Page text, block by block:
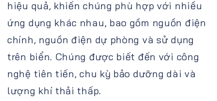
hiệu quả, khiến chúng phù hợp với nhiều
ứng dụng khác nhau, bao gồm nguồn điện
chính, nguồn điện dự phòng và sử dụng
trên biển. Chúng được biết đến với công
nghệ tiên tiến, chu kỳ bảo dưỡng dài và
lượng khí thải thấp.